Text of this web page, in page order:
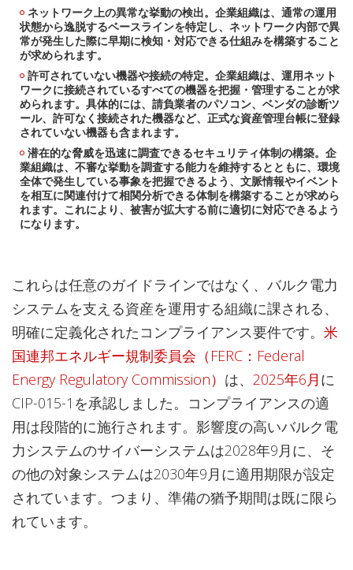
ネットワーク上の異常な挙動の検出。企業組織は、通常の運用
状態から逸脱するベースラインを特定し、ネットワーク内部で異
常が発生した際に早期に検知・対応できる仕組みを構築すること
が求められます。
許可されていない機器や接続の特定。企業組織は、運用ネット
ワークに接続されているすべての機器を把握・管理することが求
められます。具体的には、請負業者のパソコン、ベンダの診断ツ
ール、許可なく接続された機器など、正式な資産管理台帳に登録
されていない機器も含まれます。
潜在的な脅威を迅速に調査できるセキュリティ体制の構築。企
業組織は、不審な挙動を調査する能力を維持するとともに、環境
全体で発生している事象を把握できるよう、文脈情報やイベント
を相互に関連付けて相関分析できる体制を構築することが求めら
れます。これにより、被害が拡大する前に適切に対応できるよう
になります。
これらは任意のガイドラインではなく、バルク電力
システムを支える資産を運用する組織に課される、
明確に定義化されたコンプライアンス要件です。 米
国連邦エネルギー規制委員会（FERC：Federal
Energy Regulatory Commission） は、 2025年6月 に
CIP-015-1を承認しました。コンプライアンスの適
用は段階的に施行されます。影響度の高いバルク電
力システムのサイバーシステムは2028年9月に、そ
の他の対象システムは2030年9月に適用期限が設定
されています。つまり、準備の猶予期間は既に限ら
れています。